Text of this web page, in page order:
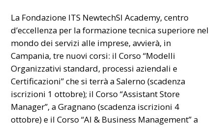
La Fondazione ITS NewtechSI Academy, centro
d’eccellenza per la formazione tecnica superiore nel
mondo dei servizi alle imprese, avvierà, in
Campania, tre nuovi corsi: il Corso “Modelli
Organizzativi standard, processi aziendali e
Certificazioni” che si terrà a Salerno (scadenza
iscrizioni 1 ottobre); il Corso “Assistant Store
Manager”, a Gragnano (scadenza iscrizioni 4
ottobre) e il Corso “AI & Business Management” a